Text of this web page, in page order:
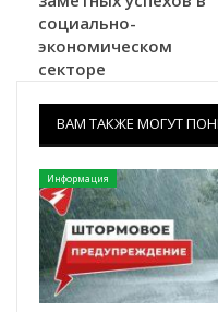
социально-
экономическом
секторе
ВАМ ТАКЖЕ МОГУТ
Информация